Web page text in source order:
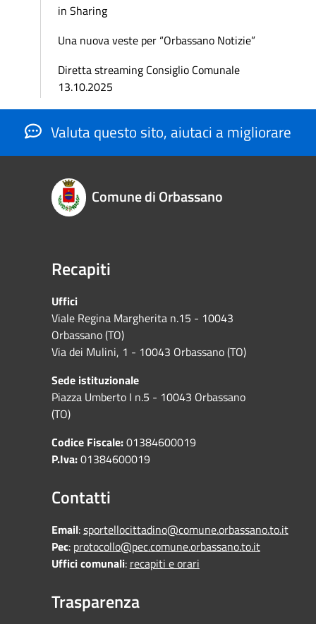
in Sharing
Una nuova veste per “Orbassano Notizie”
Diretta streaming Consiglio Comunale
13.10.2025
Valuta questo sito, aiutaci a migliorare
Comune di Orbassano
Recapiti
Uffici
Viale Regina Margherita n.15 - 10043
Orbassano (TO)
Via dei Mulini, 1 - 10043 Orbassano (TO)
Sede istituzionale
Piazza Umberto I n.5 - 10043 Orbassano
(TO)
Codice Fiscale:01384600019
P.Iva:01384600019
Contatti
Email:sportellocittadino@comune.orbassano.to.it
Pec: protocollo@pec.comune.orbassano.to.it
Uffici comunali: recapiti e orari
Trasparenza